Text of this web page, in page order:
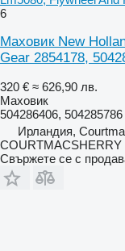
6
Маховик New
Gear 2854178,
320 € ≈ 626,90 лв.
Маховик
504286406, 504285786
Ирландия,
COURTMACSHERRY
Свържете се с